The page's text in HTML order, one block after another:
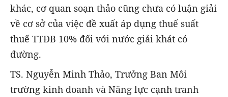
khác, cơ quan soạn thảo cũng chưa có luận giải
về cơ sở của việc đề xuất áp dụng thuế suất
thuế TTĐB 10% đối với nước giải khát có
đường.
TS. Nguyễn Minh Thảo, Trưởng Ban Môi
trường kinh doanh và Năng lực cạnh tranh